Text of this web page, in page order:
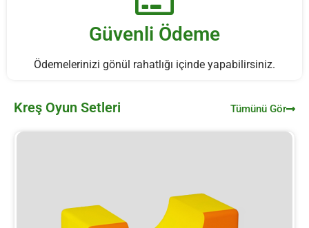
Güvenli Ödeme
Ödemelerinizi gönül rahatlığı içinde yapabilirsiniz.
Kreş Oyun Setleri Tümünü Gör